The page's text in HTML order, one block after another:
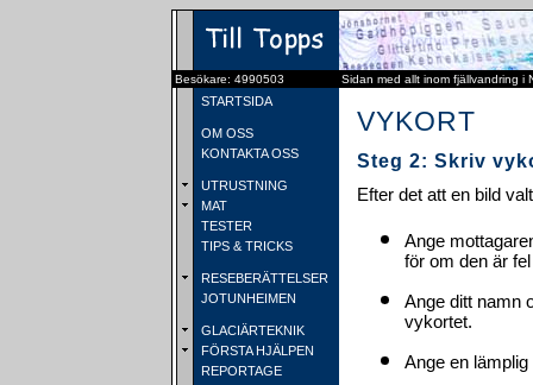
Besökare: 4990503 Sidan med allt inom fjällvandring i
STARTSIDA
OM OSS
KONTAKTA OSS
UTRUSTNING
MAT
TESTER
TIPS & TRICKS
RESEBERÄTTELSER
JOTUNHEIMEN
GLACIÄRTEKNIK
FÖRSTA HJÄLPEN
REPORTAGE
VYKORT
Steg 2: Skriv
Efter det att en bild
Ange
för om den är
Ange ditt namn
vykortet.
Ange en lämplig